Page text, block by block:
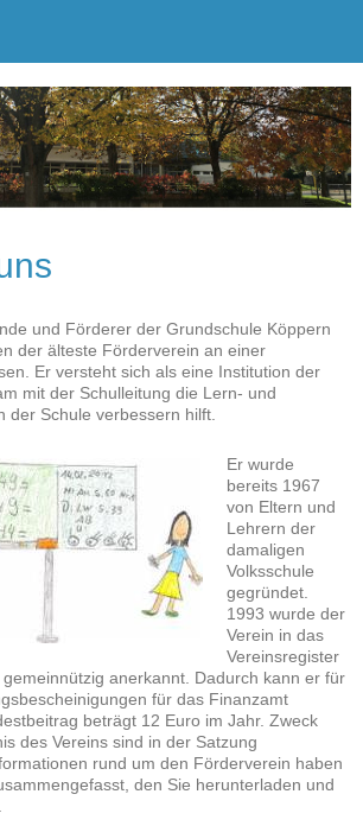
und Förderer der Grundschule Köppern
der älteste Förderverein an einer
Er versteht sich als eine Institution der
mit der Schulleitung die Lern- und
der Schule verbessern hilft.
Er wurde
bereits 1967
von Eltern und
Lehrern der
damaligen
Volksschule
gegründet.
1993 wurde der
Verein in das
Vereinsregister
anerkannt. Dadurch kann er für
für das Finanzamt
beträgt 12 Euro im Jahr. Zweck
des Vereins sind in der Satzung
rund um den Förderverein haben
den Sie herunterladen und